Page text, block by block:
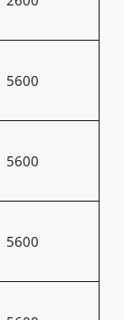
5600
5600
5600